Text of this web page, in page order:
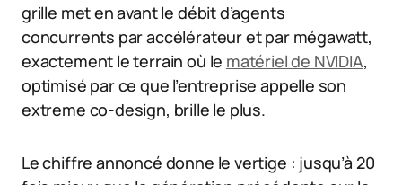
grille met en avant le débit d’agents
concurrents par accélérateur et par mégawatt,
exactement le terrain où le matériel de NVIDIA,
optimisé par ce que l’entreprise appelle son
extreme co-design, brille le plus.
Le chiffre annoncé donne le vertige : jusqu’à 20